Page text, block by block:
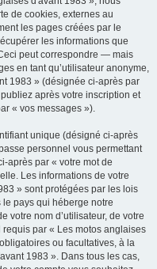
de cookies, externes au
les pages créées par le
les informations que
peut correspondre — mais
en tant qu’utilisateur anonyme,
1983 » (désignée ci-après par
après votre inscription et
« vos messages »).
unique (désigné ci-après
personnel vous permettant
après par « votre mot de
Les informations de votre
» sont protégées par les lois
pays qui héberge notre
votre nom d’utilisateur, de votre
par « Les motos anglaises
ou facultatives, à la
1983 ». Dans tous les cas,